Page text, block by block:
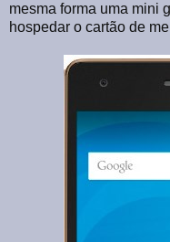
mesma forma uma mini
hospedar o cartão de